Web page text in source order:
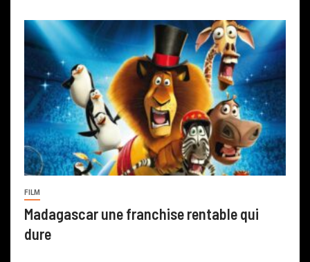
FILM
Madagascar une franchise rentable qui
dure